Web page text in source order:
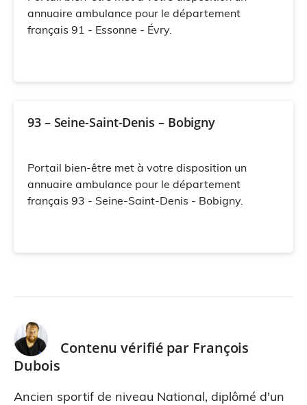
annuaire ambulance pour le département
français 91 - Essonne - Évry.
93 – Seine-Saint-Denis – Bobigny
Portail bien-être met à votre disposition un
annuaire ambulance pour le département
français 93 - Seine-Saint-Denis - Bobigny.
Contenu vérifié par François
Dubois
Ancien sportif de niveau National, diplômé d'un